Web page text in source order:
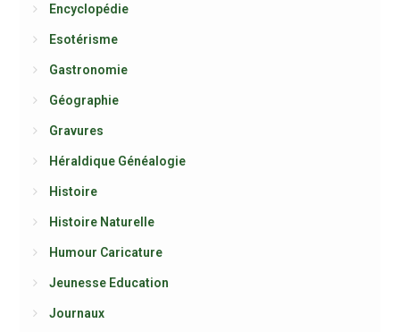
Encyclopédie
Esotérisme
Gastronomie
Géographie
Gravures
Héraldique Généalogie
Histoire
Histoire Naturelle
Humour Caricature
Jeunesse Education
Journaux